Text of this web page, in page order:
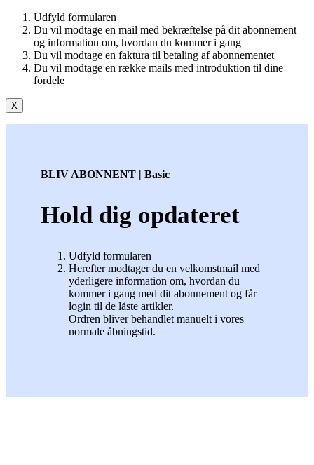
Udfyld formularen
Du vil modtage en mail med bekræftelse på dit abonnement
og information om, hvordan du kommer i gang
Du vil modtage en faktura til betaling af abonnementet
Du vil modtage en række mails med introduktion til dine
fordele
X
BLIV ABONNENT | Basic
Hold dig opdateret
Udfyld formularen
Herefter modtager du en velkomstmail med
yderligere information om, hvordan du
kommer i gang med dit abonnement og får
login til de låste artikler.
Ordren bliver behandlet manuelt i vores
normale åbningstid.